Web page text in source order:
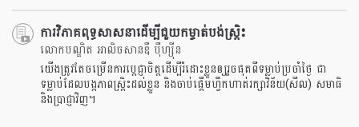
ការវិភាគពុទ្ធសាសនាដើម្បីជួយកម្ចាត់បង់ស្រិ្តះ
លោកបណ្ឌិត អាលិចសានឌឺ បុឺហ្សុីន
យើងត្រូវតែចម្រើនការប្តេជ្ញាចិត្តដើម្បីរំដោះខ្លួនឲ្យរួចផុតពីទម្លាប់ប្រចាំថ្ងៃ ជា
ទម្លាប់ដែលបង្កភាពស្រ្តិះដល់ខ្លួន និងចាប់ផ្តើមហ្វឹកហាត់រក្សាវិន័យ(សីល) សមាធិ
និងប្រាជ្ញាវិញ។